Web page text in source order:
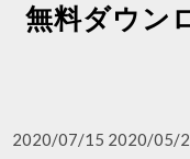
無料ダウン
2020/07/15 2020/05/